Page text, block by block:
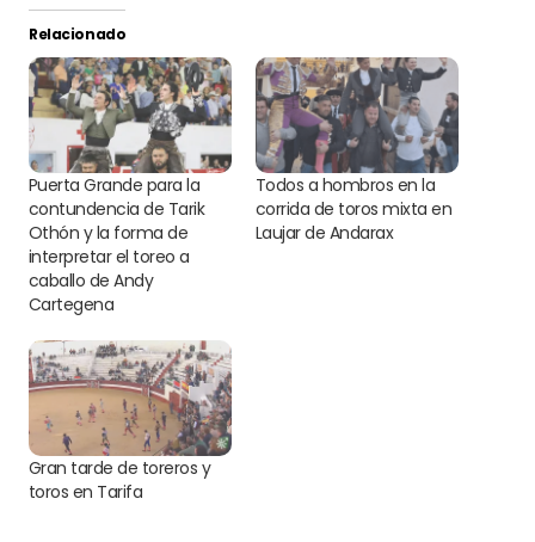
Relacionado
Puerta Grande para la
contundencia de Tarik
Othón y la forma de
interpretar el toreo a
caballo de Andy
Cartegena
Todos a hombros en la
corrida de toros mixta en
Laujar de Andarax
Gran tarde de toreros y
toros en Tarifa